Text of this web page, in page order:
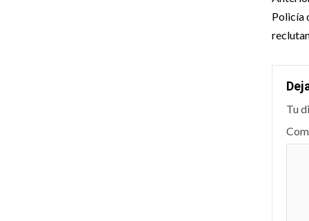
Policía
Tu